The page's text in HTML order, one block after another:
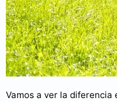
Vamos a ver la